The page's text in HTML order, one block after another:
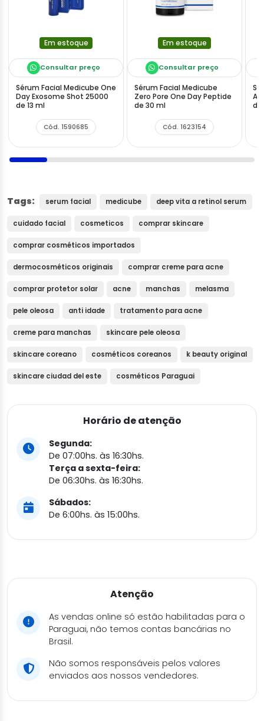
Em estoque
Consultar preço
Sérum Facial Medicube One
Day Exosome Shot 25000
de 13 ml
Cód. 1590685
Em estoque
Consultar preço
Sérum Facial Medicube
Zero Pore One Day Peptide
de 30 ml
Cód. 1623154
de
Tags: serum facial medicube deep vita a retinol serum
cuidado facial cosmeticos comprar skincare
comprar cosméticos importados
dermocosméticos originais comprar creme para acne
comprar protetor solar acne manchas melasma
pele oleosa anti idade tratamento para acne
creme para manchas skincare pele oleosa
skincare coreano cosméticos coreanos k beauty original
skincare ciudad del este cosméticos Paraguai
Horário de atenção
Segunda:
De 07:00hs. às 16:30hs.
Terça a sexta-feira:
De 06:30hs. às 16:30hs.
Sábados:
De 6:00hs. às 15:00hs.
Atenção
As vendas online só estão habilitadas para o
Paraguai, não temos contas bancárias no
Brasil.
Não somos responsáveis pelos valores
enviados aos nossos vendedores.